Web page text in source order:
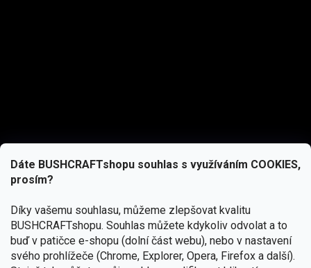
Dáte BUSHCRAFTshopu souhlas s využíváním COOKIES,
prosím?
Díky vašemu souhlasu, můžeme zlepšovat kvalitu
BUSHCRAFTshopu. Souhlas můžete kdykoliv odvolat a to
buď v patičce e-shopu (dolní část webu), nebo v nastavení
svého prohlížeče (Chrome, Explorer, Opera, Firefox a další).